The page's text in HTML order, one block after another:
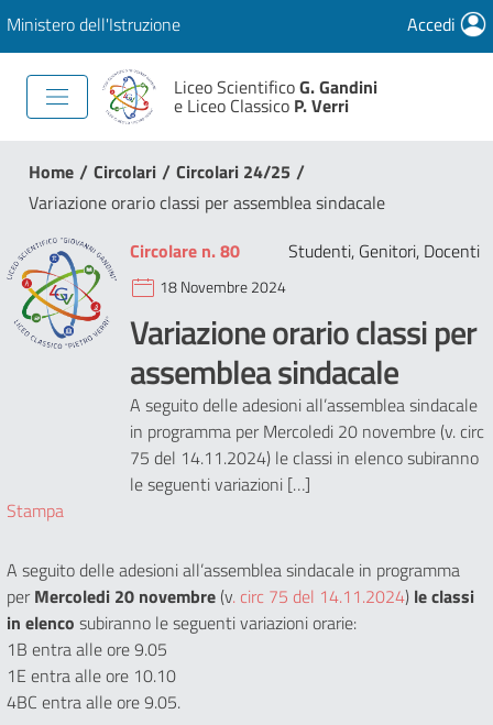
Ministero dell'Istruzione Accedi
Liceo ScientificoG. Gandini
e Liceo Classico P. Verri
Home / Circolari / Circolari 24/25 /
Variazione orario classi per assemblea sindacale
Circolare n. 80
Studenti, Genitori, Docenti
18 Novembre 2024
Variazione orario classi per
assemblea sindacale
A seguito delle adesioni all’assemblea sindacale
in programma per Mercoledi 20 novembre (v. circ
75 del 14.11.2024) le classi in elenco subiranno
le seguenti variazioni […]
Stampa
A seguito delle adesioni all’assemblea sindacale in programma
perMercoledi 20 novembre (v. circ 75 del 14.11.2024) le classi
in elenco subiranno le seguenti variazioni orarie:
1B entra alle ore 9.05
1E entra alle ore 10.10
4BC entra alle ore 9.05.